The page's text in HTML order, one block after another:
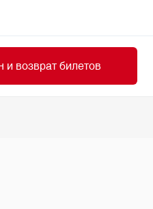
и возврат билетов